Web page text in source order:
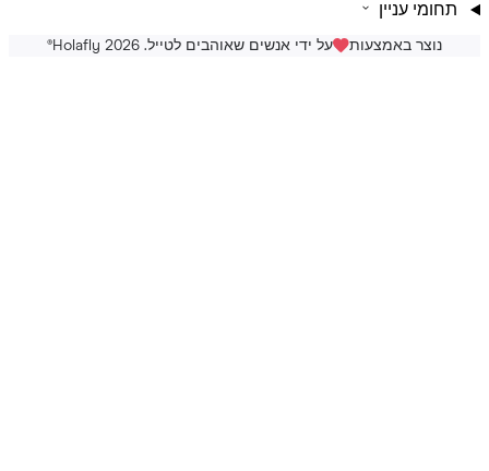
עניין
נוצר באמצעות על ידי אנשים שאוהבים לטייל. Holafly 2026 ®